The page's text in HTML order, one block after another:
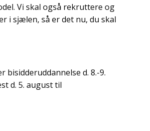
Vi skal også rekruttere og
i sjælen, så er det nu, du skal
d. 8.-9.
d. 5. august til